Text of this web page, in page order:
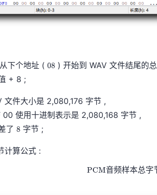
下个地址 (0
08 ) 开始到 WAV 文件结尾的
+ 8 ;
文件大小是 2,080,176 字节 ,
00 使用十进制表示是 2,080,168 字节 ,
了8
8 字节 ;
计算公式 :
P
PCM音频样本总字